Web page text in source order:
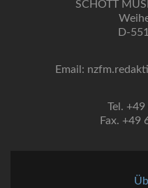
SCHOTT
D-
Email:
Tel.
Fax. +49